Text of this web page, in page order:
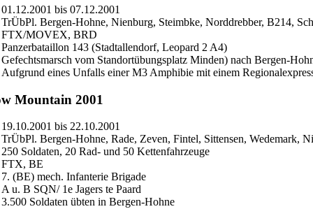
01.12.2001 bis 07.12.2001
TrÜbPl. Bergen-Hohne, Nienburg, Steimbke, Norddrebber, B214,
FTX/MOVEX, BRD
Panzerbataillon 143 (Stadtallendorf, Leopard 2 A4)
Gefechtsmarsch vom Standortübungsplatz Minden) nach Bergen-
Aufgrund eines Unfalls einer M3 Amphibie mit einem
Mountain 2001
19.10.2001 bis 22.10.2001
TrÜbPl. Bergen-Hohne, Rade, Zeven, Fintel, Sittensen, Wedemark,
250 Soldaten, 20 Rad- und 50 Kettenfahrzeuge
FTX, BE
7. (BE) mech. Infanterie Brigade
A u. B SQN/ 1e Jagers te Paard
3.500 Soldaten übten in Bergen-Hohne